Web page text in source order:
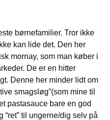
børnefamilier. Tror ikke
kan lide det. Den her
mornay, som man køber i
De er en hitter
Denne her minder lidt om
smagsløg”(som mine til
pastasauce bare en god
“ret” til ungerne/dig selv på